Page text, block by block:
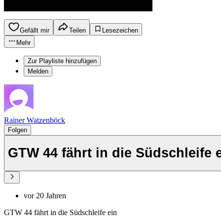
Gefällt mir Teilen
Lesezeichen
Mehr
Zur Playliste hinzufügen
Melden
Rainer Watzenböck
Folgen
GTW 44 fährt in die Südschleife
vor 20 Jahren
GTW 44 fährt in die Südschleife ein